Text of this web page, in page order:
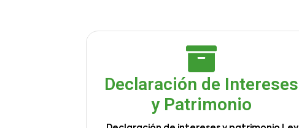
Declaración de Intereses
y Patrimonio